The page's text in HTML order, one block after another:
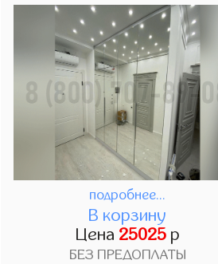
подробнее...
В корзину
Цена 25025р
БЕЗ ПРЕДОПЛАТЫ